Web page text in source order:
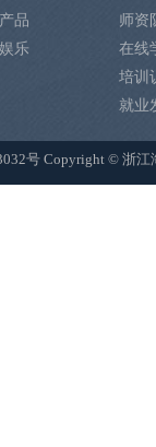
品
乐
师资
在线
培训
就业
号Copyright © 浙